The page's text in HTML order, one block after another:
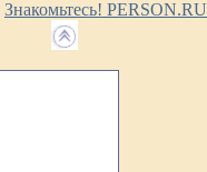
Знакомьтесь! PERSON.RU